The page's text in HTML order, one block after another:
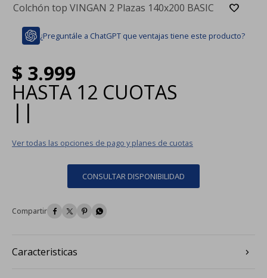
Colchón top VINGAN 2 Plazas 140x200 BASIC
¿Preguntále a ChatGPT que ventajas tiene este producto?
$ 3.999
HASTA 12 CUOTAS
| |
Ver todas las opciones de pago y planes de cuotas
CONSULTAR DISPONIBILIDAD
   
Caracteristicas